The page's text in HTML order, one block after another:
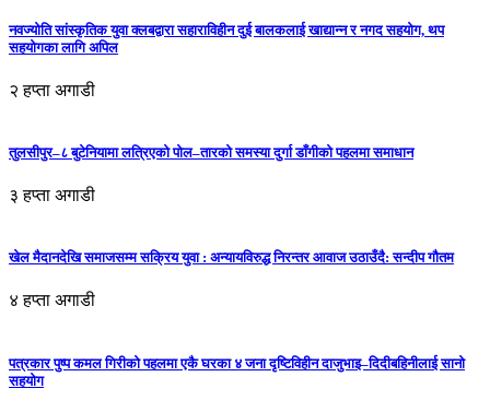
नवज्योति सांस्कृतिक युवा क्लबद्वारा सहाराविहीन दुई बालकलाई खाद्यान्न र नगद सहयोग, थप
सहयोगका लागि अपिल
२ हप्ता अगाडी
तुलसीपुर–८ बुटेनियामा लत्रिएको पोल–तारको समस्या दुर्गा डाँगीको पहलमा समाधान
३ हप्ता अगाडी
खेल मैदानदेखि समाजसम्म सक्रिय युवा : अन्यायविरुद्ध निरन्तर आवाज उठाउँदै: सन्दीप गौतम
४ हप्ता अगाडी
पत्रकार पुष्प कमल गिरीको पहलमा एकै घरका ४ जना दृष्टिविहीन दाजुभाइ–दिदीबहिनीलाई सानो
सहयोग